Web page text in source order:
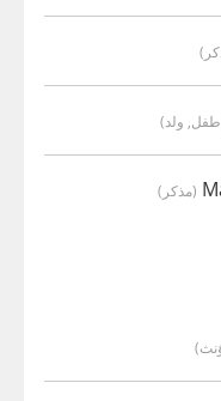
ولد)
(مذكر)